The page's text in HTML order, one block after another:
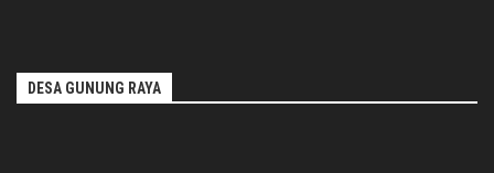
DESA GUNUNG RAYA